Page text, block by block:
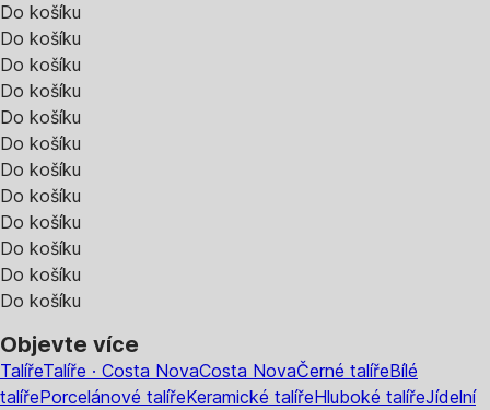
Do košíku
Do košíku
Do košíku
Do košíku
Do košíku
Do košíku
Do košíku
Do košíku
Do košíku
Do košíku
Do košíku
Do košíku
Objevte více
TalířeTalíře · Costa NovaCosta NovaČerné talířeBílé
talířePorcelánové talířeKeramické talířeHluboké talířeJídelní